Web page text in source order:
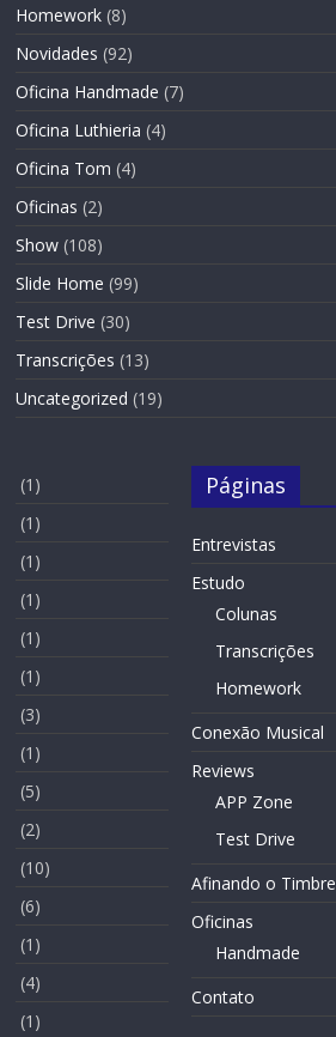
Homework (8)
Novidades (92)
Oficina Handmade (7)
Oficina Luthieria (4)
Oficina Tom (4)
Oficinas (2)
Show (108)
Slide Home (99)
Test Drive (30)
Transcrições (13)
Uncategorized (19)
(1)
(1)
(1)
(1)
(1)
(1)
(3)
(1)
(5)
(2)
(10)
(6)
(1)
(4)
(1)
Páginas
Entrevistas
Estudo
Colunas
Transcrições
Homework
Conexão Musical
Reviews
APP Zone
Test Drive
Afinando o Timbre
Oficinas
Handmade
Contato